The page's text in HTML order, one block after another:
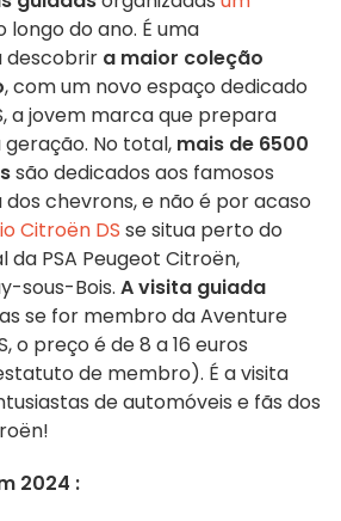
longo do ano. É uma
descobrir a maior coleção
, com um novo espaço dedicado
a jovem marca que prepara
No total, mais de 6500
são dedicados aos famosos
chevrons, e não é por acaso
Citroën DS se situa perto do
PSA Peugeot Citroën,
sous-Bois. A visita guiada
se for membro da Aventure
o preço é de 8 a 16 euros
de membro). É a visita
de automóveis e fãs dos
2024 :